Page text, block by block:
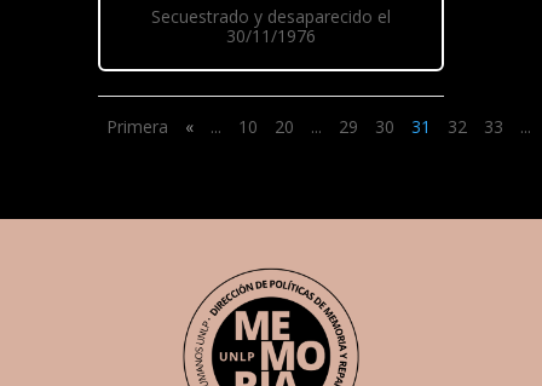
Secuestrado y desaparecido el
30/11/1976
Primera « ... 10 20 ... 29 30 31 32 33 ...